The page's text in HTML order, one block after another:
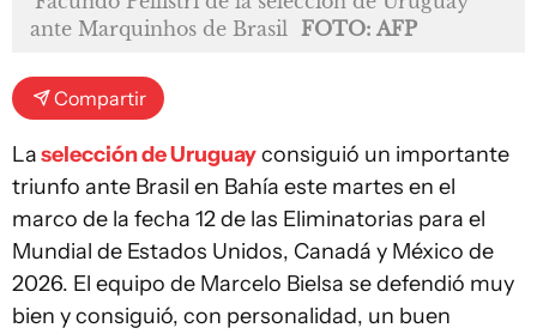
ante Marquinhos de Brasil FOTO: AFP
Compartir
Laselección de Uruguayconsiguió un importante
triunfo ante Brasil en Bahía este martes en el
marco de la fecha 12 de las Eliminatorias para el
Mundial de Estados Unidos, Canadá y México de
2026. El equipo de Marcelo Bielsa se defendió muy
bien y consiguió, con personalidad, un buen